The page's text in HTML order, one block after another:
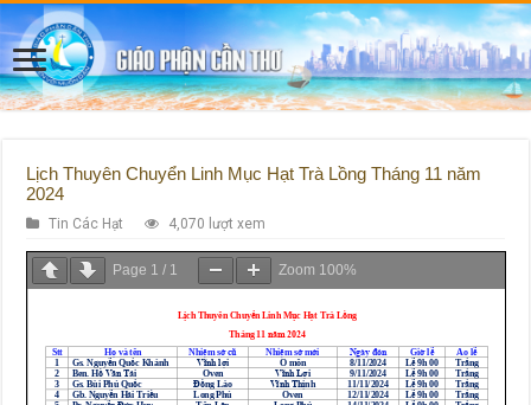
Lịch Thuyên Chuyển Linh Mục Hạt Trà Lồng Tháng 11 năm
2024
Tin Các Hạt 4,070 lượt xem
Page 1 / 1 Zoom 100%